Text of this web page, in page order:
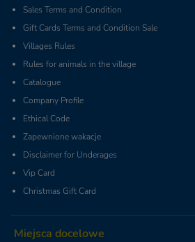
Sales Terms and Condition
Gift Cards Terms and Condition Sale
Villages Rules
Rules for animals in the village
Catalogue
Company Profile
Ethical Code
Zapewnione wakacje
Disclaimer for Underages
Vip Card
Christmas Gift Card
Miejsca docelowe